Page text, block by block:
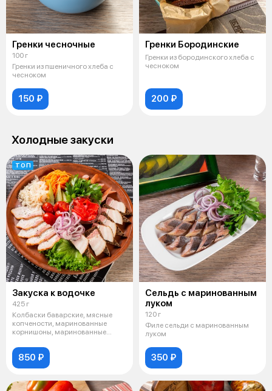
Гренки чесночные
100 г
Гренки из пшеничного хлеба с
чесноком
150 ₽
Гренки Бородинские
Гренки из бородинского хлеба с
чесноком
200 ₽
Холодные закуски
ТОП
Закуска к водочке
425 г
Колбаски баварские, мясные
копчености, маринованные
корнишоны, маринованные
850 ₽
Сельдь с маринованным
луком
120 г
Филе сельди с маринованным
луком
350 ₽